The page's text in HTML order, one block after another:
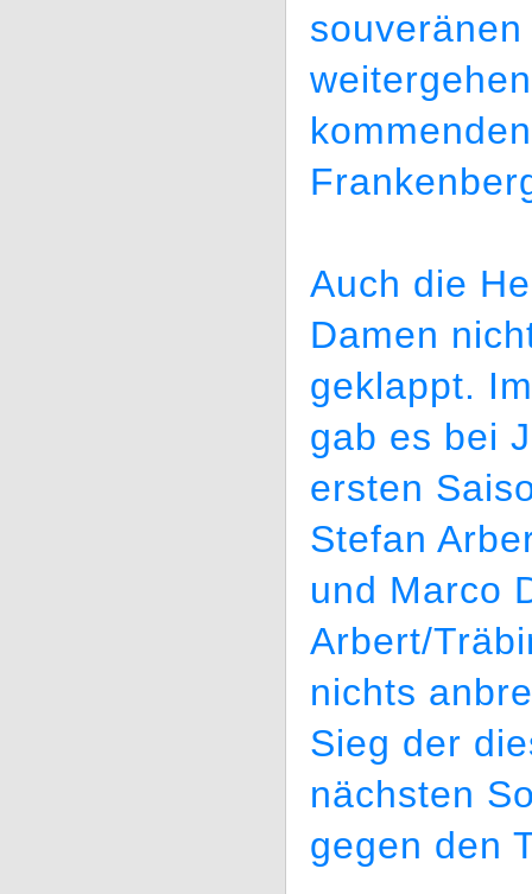
Auch die
Damen
geklappt.
gab es bei
ersten
Stefan
und Marco
Arbert/
nichts
Sieg der
nächsten
gegen den